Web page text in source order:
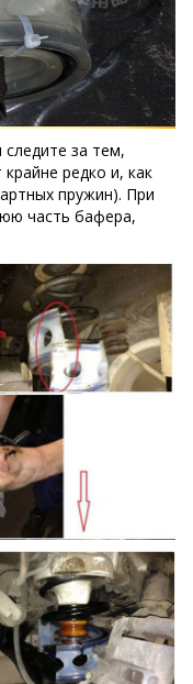
за тем,
редко и, как
пружин). При
часть бафера,